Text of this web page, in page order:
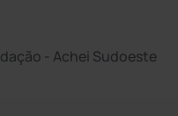
- Achei Sudoeste